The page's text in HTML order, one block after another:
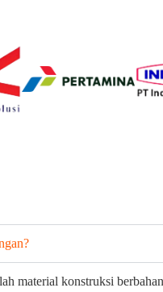
material konstruksi